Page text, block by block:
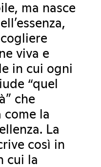
ma nasce
viva e
in cui ogni
“quel
che
come la
La
così in
cui la